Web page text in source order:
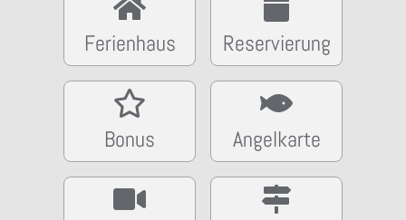
Ferienhaus Reservierung
Bonus Angelkarte